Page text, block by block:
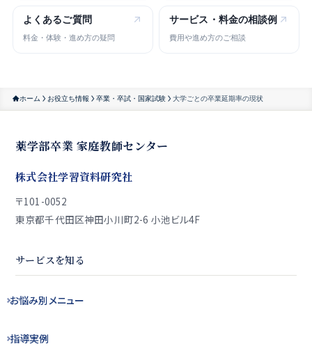
よくあるご質問
料金・体験・進め方の疑問
サービス・ 料金の相談例
費用や進め方のご相談
ホーム お役立ち情報 卒業・卒試・国家試験 大学ごとの卒業延期率の現状
薬学部卒業 家庭教師センター
株式会社学習資料研究社
〒101-0052
東京都千代田区神田小川町2-6 小池ビル4F
サービスを知る
お悩み別メニュー
指導実例